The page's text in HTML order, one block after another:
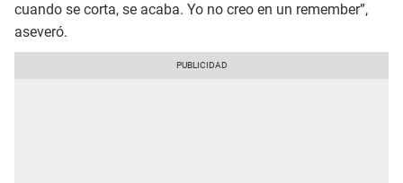
cuando se corta, se acaba. Yo no creo en un remember”,
aseveró.